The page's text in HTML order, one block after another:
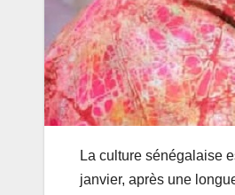
La culture sénégalaise
janvier, après une